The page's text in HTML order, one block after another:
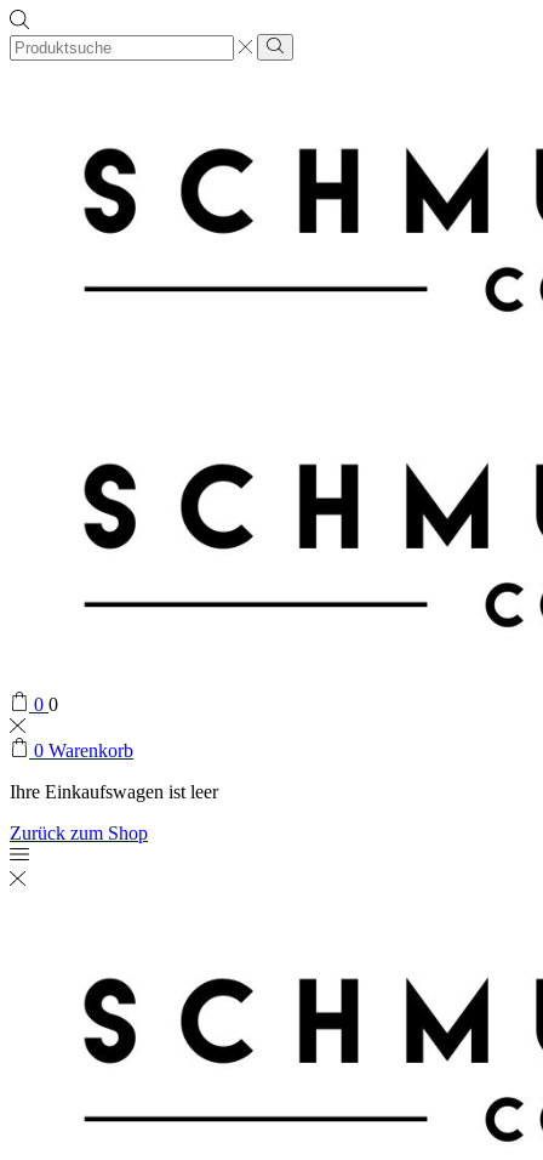
Search
input
0 0
0 Warenkorb
Ihre Einkaufswagen ist leer
Zurück zum Shop